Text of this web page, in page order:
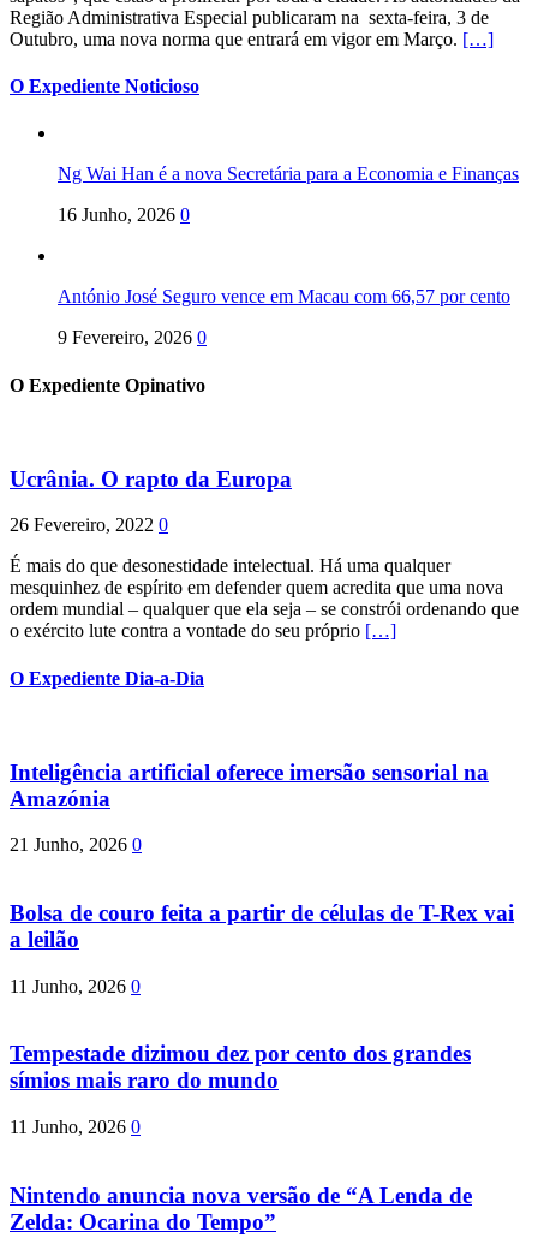
Região Administrativa Especial publicaram na sexta-feira, 3 de
Outubro, uma nova norma que entrará em vigor em Março. […]
O Expediente Noticioso
Ng Wai Han é a nova Secretária para a Economia e Finanças
16 Junho, 2026 0
António José Seguro vence em Macau com 66,57 por cento
9 Fevereiro, 2026 0
O Expediente Opinativo
Ucrânia. O rapto da Europa
26 Fevereiro, 2022 0
É mais do que desonestidade intelectual. Há uma qualquer
mesquinhez de espírito em defender quem acredita que uma nova
ordem mundial – qualquer que ela seja – se constrói ordenando que
o exército lute contra a vontade do seu próprio […]
O Expediente Dia-a-Dia
Inteligência artificial oferece imersão sensorial na
Amazónia
21 Junho, 2026 0
Bolsa de couro feita a partir de células de T-Rex vai
a leilão
11 Junho, 2026 0
Tempestade dizimou dez por cento dos grandes
símios mais raro do mundo
11 Junho, 2026 0
Nintendo anuncia nova versão de “A Lenda de
Zelda: Ocarina do Tempo”